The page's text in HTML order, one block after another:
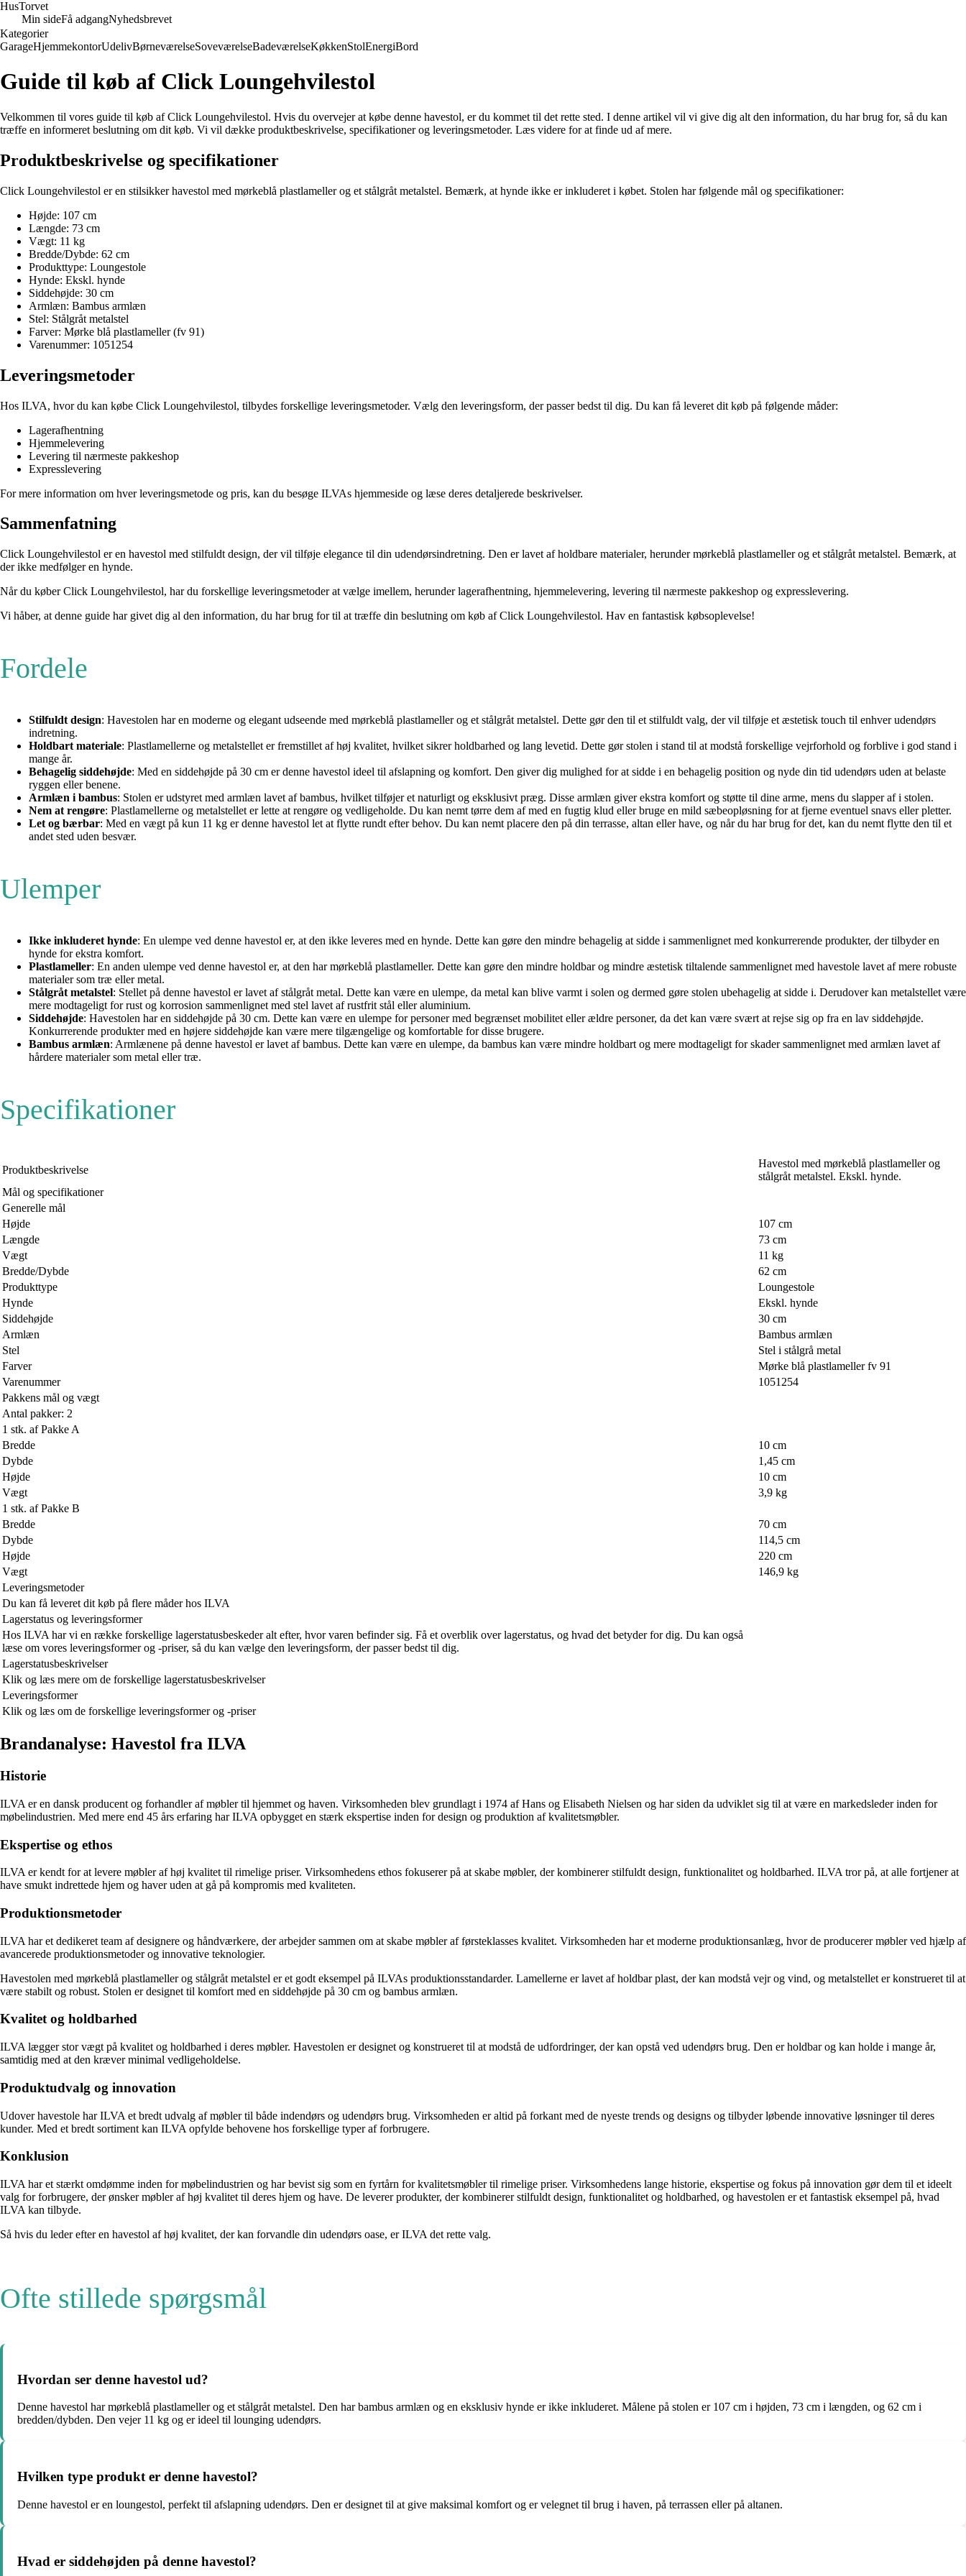
HusTorvet
Min sideFå adgangNyhedsbrevet
Kategorier
GarageHjemmekontorUdelivBørneværelseSoveværelseBadeværelseKøkkenStolEnergiBord
Guide til køb af Click Loungehvilestol
Velkommen til vores guide til køb af Click Loungehvilestol. Hvis du overvejer at købe denne havestol, er du kommet til det rette sted. I denne artikel vil vi give dig alt den information, du har brug for, så du kan
træffe en informeret beslutning om dit køb. Vi vil dække produktbeskrivelse, specifikationer og leveringsmetoder. Læs videre for at finde ud af mere.
Produktbeskrivelse og specifikationer
Click Loungehvilestol er en stilsikker havestol med mørkeblå plastlameller og et stålgråt metalstel. Bemærk, at hynde ikke er inkluderet i købet. Stolen har følgende mål og specifikationer:
Højde: 107 cm
Længde: 73 cm
Vægt: 11 kg
Bredde/Dybde: 62 cm
Produkttype: Loungestole
Hynde: Ekskl. hynde
Siddehøjde: 30 cm
Armlæn: Bambus armlæn
Stel: Stålgråt metalstel
Farver: Mørke blå plastlameller (fv 91)
Varenummer: 1051254
Leveringsmetoder
Hos ILVA, hvor du kan købe Click Loungehvilestol, tilbydes forskellige leveringsmetoder. Vælg den leveringsform, der passer bedst til dig. Du kan få leveret dit køb på følgende måder:
Lagerafhentning
Hjemmelevering
Levering til nærmeste pakkeshop
Expresslevering
For mere information om hver leveringsmetode og pris, kan du besøge ILVAs hjemmeside og læse deres detaljerede beskrivelser.
Sammenfatning
Click Loungehvilestol er en havestol med stilfuldt design, der vil tilføje elegance til din udendørsindretning. Den er lavet af holdbare materialer, herunder mørkeblå plastlameller og et stålgråt metalstel. Bemærk, at
der ikke medfølger en hynde.
Når du køber Click Loungehvilestol, har du forskellige leveringsmetoder at vælge imellem, herunder lagerafhentning, hjemmelevering, levering til nærmeste pakkeshop og expresslevering.
Vi håber, at denne guide har givet dig al den information, du har brug for til at træffe din beslutning om køb af Click Loungehvilestol. Hav en fantastisk købsoplevelse!
Fordele
Stilfuldt design: Havestolen har en moderne og elegant udseende med mørkeblå plastlameller og et stålgråt metalstel. Dette gør den til et stilfuldt valg, der vil tilføje et æstetisk touch til enhver udendørs
indretning.
Holdbart materiale: Plastlamellerne og metalstellet er fremstillet af høj kvalitet, hvilket sikrer holdbarhed og lang levetid. Dette gør stolen i stand til at modstå forskellige vejrforhold og forblive i god stand i
mange år.
Behagelig siddehøjde: Med en siddehøjde på 30 cm er denne havestol ideel til afslapning og komfort. Den giver dig mulighed for at sidde i en behagelig position og nyde din tid udendørs uden at belaste
ryggen eller benene.
Armlæn i bambus: Stolen er udstyret med armlæn lavet af bambus, hvilket tilføjer et naturligt og eksklusivt præg. Disse armlæn giver ekstra komfort og støtte til dine arme, mens du slapper af i stolen.
Nem at rengøre: Plastlamellerne og metalstellet er lette at rengøre og vedligeholde. Du kan nemt tørre dem af med en fugtig klud eller bruge en mild sæbeopløsning for at fjerne eventuel snavs eller pletter.
Let og bærbar: Med en vægt på kun 11 kg er denne havestol let at flytte rundt efter behov. Du kan nemt placere den på din terrasse, altan eller have, og når du har brug for det, kan du nemt flytte den til et
andet sted uden besvær.
Ulemper
Ikke inkluderet hynde: En ulempe ved denne havestol er, at den ikke leveres med en hynde. Dette kan gøre den mindre behagelig at sidde i sammenlignet med konkurrerende produkter, der tilbyder en
hynde for ekstra komfort.
Plastlameller: En anden ulempe ved denne havestol er, at den har mørkeblå plastlameller. Dette kan gøre den mindre holdbar og mindre æstetisk tiltalende sammenlignet med havestole lavet af mere robuste
materialer som træ eller metal.
Stålgråt metalstel: Stellet på denne havestol er lavet af stålgråt metal. Dette kan være en ulempe, da metal kan blive varmt i solen og dermed gøre stolen ubehagelig at sidde i. Derudover kan metalstellet være
mere modtageligt for rust og korrosion sammenlignet med stel lavet af rustfrit stål eller aluminium.
Siddehøjde: Havestolen har en siddehøjde på 30 cm. Dette kan være en ulempe for personer med begrænset mobilitet eller ældre personer, da det kan være svært at rejse sig op fra en lav siddehøjde.
Konkurrerende produkter med en højere siddehøjde kan være mere tilgængelige og komfortable for disse brugere.
Bambus armlæn: Armlænene på denne havestol er lavet af bambus. Dette kan være en ulempe, da bambus kan være mindre holdbart og mere modtageligt for skader sammenlignet med armlæn lavet af
hårdere materialer som metal eller træ.
Specifikationer
Produktbeskrivelse
Havestol med mørkeblå plastlameller og
stålgråt metalstel. Ekskl. hynde.
Mål og specifikationer
Generelle mål
Højde
107 cm
Længde
73 cm
Vægt
11 kg
Bredde/Dybde
62 cm
Produkttype
Loungestole
Hynde
Ekskl. hynde
Siddehøjde
30 cm
Armlæn
Bambus armlæn
Stel
Stel i stålgrå metal
Farver
Mørke blå plastlameller fv 91
Varenummer
1051254
Pakkens mål og vægt
Antal pakker: 2
1 stk. af Pakke A
Bredde
10 cm
Dybde
1,45 cm
Højde
10 cm
Vægt
3,9 kg
1 stk. af Pakke B
Bredde
70 cm
Dybde
114,5 cm
Højde
220 cm
Vægt
146,9 kg
Leveringsmetoder
Du kan få leveret dit køb på flere måder hos ILVA
Lagerstatus og leveringsformer
Hos ILVA har vi en række forskellige lagerstatusbeskeder alt efter, hvor varen befinder sig. Få et overblik over lagerstatus, og hvad det betyder for dig. Du kan også
læse om vores leveringsformer og -priser, så du kan vælge den leveringsform, der passer bedst til dig.
Lagerstatusbeskrivelser
Klik og læs mere om de forskellige lagerstatusbeskrivelser
Leveringsformer
Klik og læs om de forskellige leveringsformer og -priser
Brandanalyse: Havestol fra ILVA
Historie
ILVA er en dansk producent og forhandler af møbler til hjemmet og haven. Virksomheden blev grundlagt i 1974 af Hans og Elisabeth Nielsen og har siden da udviklet sig til at være en markedsleder inden for
møbelindustrien. Med mere end 45 års erfaring har ILVA opbygget en stærk ekspertise inden for design og produktion af kvalitetsmøbler.
Ekspertise og ethos
ILVA er kendt for at levere møbler af høj kvalitet til rimelige priser. Virksomhedens ethos fokuserer på at skabe møbler, der kombinerer stilfuldt design, funktionalitet og holdbarhed. ILVA tror på, at alle fortjener at
have smukt indrettede hjem og haver uden at gå på kompromis med kvaliteten.
Produktionsmetoder
ILVA har et dedikeret team af designere og håndværkere, der arbejder sammen om at skabe møbler af førsteklasses kvalitet. Virksomheden har et moderne produktionsanlæg, hvor de producerer møbler ved hjælp af
avancerede produktionsmetoder og innovative teknologier.
Havestolen med mørkeblå plastlameller og stålgråt metalstel er et godt eksempel på ILVAs produktionsstandarder. Lamellerne er lavet af holdbar plast, der kan modstå vejr og vind, og metalstellet er konstrueret til at
være stabilt og robust. Stolen er designet til komfort med en siddehøjde på 30 cm og bambus armlæn.
Kvalitet og holdbarhed
ILVA lægger stor vægt på kvalitet og holdbarhed i deres møbler. Havestolen er designet og konstrueret til at modstå de udfordringer, der kan opstå ved udendørs brug. Den er holdbar og kan holde i mange år,
samtidig med at den kræver minimal vedligeholdelse.
Produktudvalg og innovation
Udover havestole har ILVA et bredt udvalg af møbler til både indendørs og udendørs brug. Virksomheden er altid på forkant med de nyeste trends og designs og tilbyder løbende innovative løsninger til deres
kunder. Med et bredt sortiment kan ILVA opfylde behovene hos forskellige typer af forbrugere.
Konklusion
ILVA har et stærkt omdømme inden for møbelindustrien og har bevist sig som en fyrtårn for kvalitetsmøbler til rimelige priser. Virksomhedens lange historie, ekspertise og fokus på innovation gør dem til et ideelt
valg for forbrugere, der ønsker møbler af høj kvalitet til deres hjem og have. De leverer produkter, der kombinerer stilfuldt design, funktionalitet og holdbarhed, og havestolen er et fantastisk eksempel på, hvad
ILVA kan tilbyde.
Så hvis du leder efter en havestol af høj kvalitet, der kan forvandle din udendørs oase, er ILVA det rette valg.
Ofte stillede spørgsmål
Hvordan ser denne havestol ud?
Denne havestol har mørkeblå plastlameller og et stålgråt metalstel. Den har bambus armlæn og en eksklusiv hynde er ikke inkluderet. Målene på stolen er 107 cm i højden, 73 cm i længden, og 62 cm i
bredden/dybden. Den vejer 11 kg og er ideel til lounging udendørs.
Hvilken type produkt er denne havestol?
Denne havestol er en loungestol, perfekt til afslapning udendørs. Den er designet til at give maksimal komfort og er velegnet til brug i haven, på terrassen eller på altanen.
Hvad er siddehøjden på denne havestol?